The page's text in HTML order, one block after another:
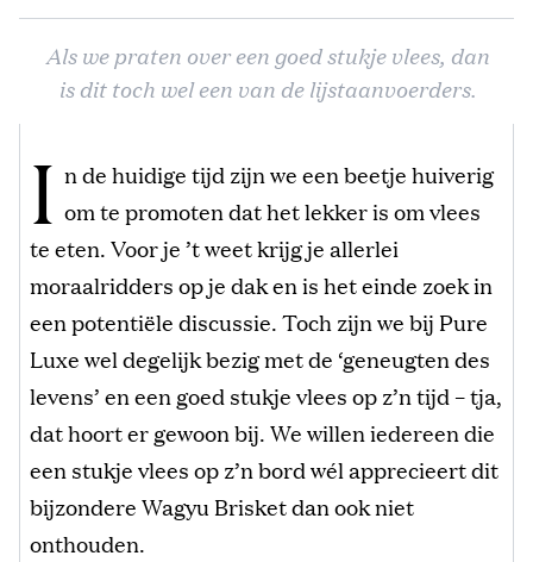
Als we praten over een goed stukje vlees, dan
is dit toch wel een van de lijstaanvoerders.
I n de huidige tijd zijn we een beetje huiverig
om te promoten dat het lekker is om vlees
te eten. Voor je ’t weet krijg je allerlei
moraalridders op je dak en is het einde zoek in
een potentiële discussie. Toch zijn we bij Pure
Luxe wel degelijk bezig met de ‘geneugten des
levens’ en een goed stukje vlees op z’n tijd – tja,
dat hoort er gewoon bij. We willen iedereen die
een stukje vlees op z’n bord wél apprecieert dit
bijzondere Wagyu Brisket dan ook niet
onthouden.